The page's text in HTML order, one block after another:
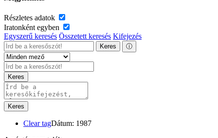
Részletes adatok
Iratonként egyben
Egyszerű keresés Összetett keresés Kifejezés
Keres ⓘ
Keres
Keres
Clear tagDátum: 1987